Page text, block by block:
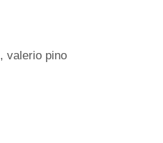
,valerio pino